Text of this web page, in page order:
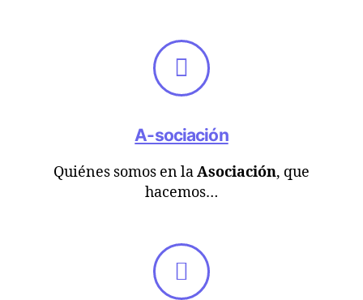
A-sociación
Quiénes somos en laAsociación, que
hacemos…